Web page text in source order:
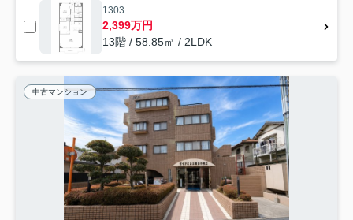
1303
2,399万円
13階 / 58.85㎡ / 2LDK
中古マンション